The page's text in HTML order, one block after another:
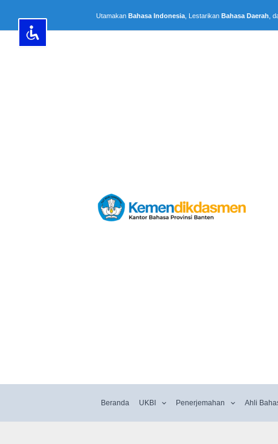
konten
Utamakan Bahasa Indonesia , Lestarikan Bahasa Daerah ,
Beranda UKBI Penerjemahan Ahli